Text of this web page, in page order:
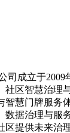
司成立于2009
区智慧治理
智慧门牌服务
数据治理与服
区提供未来治